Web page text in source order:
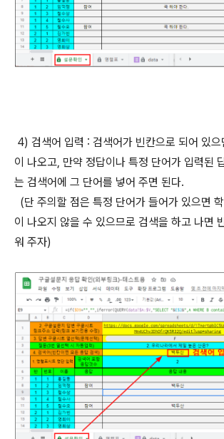
4) 검색어 입력 : 검색어가 빈칸으로 되어 있
이 나오고, 만약 정답이나 특정 단어가 입력된
는 검색어에 그 단어를 넣어 주면 된다.
(단 주의할 점은 특정 단어가 들어가 있으면
이 나오지 않을 수 있으므로 검색을 하고 나면
워 주자)